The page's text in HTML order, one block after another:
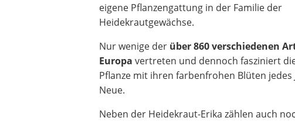
eigene Pflanzengattung in der Familie der
Heidekrautgewächse.
Nur wenige der über 860 verschiedenen
Europa vertreten und dennoch fasziniert
Pflanze mit ihren farbenfrohen Blüten jedes
Neue.
Neben der Heidekraut-Erika zählen auch